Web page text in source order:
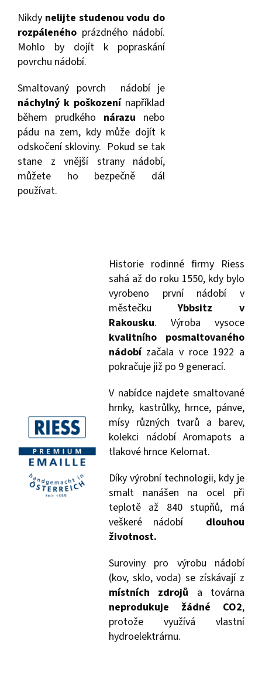
Nikdy nelijte studenou vodu do
rozpáleného prázdného nádobí.
Mohlo by dojít k popraskání
povrchu nádobí.
Smaltovaný povrch nádobí je
náchylný k poškození například
během prudkého nárazu nebo
pádu na zem, kdy může dojít k
odskočení skloviny. Pokud se tak
stane z vnější strany nádobí,
můžete ho bezpečně dál
používat.
Historie rodinné firmy Riess
sahá až do roku 1550, kdy bylo
vyrobeno první nádobí v
městečkuYbbsitz v
Rakousku. Výroba vysoce
kvalitního posmaltovaného
nádobízačala v roce 1922 a
pokračuje již po 9 generací.
V nabídce najdete smaltované
hrnky, kastrůlky, hrnce, pánve,
mísy různých tvarů a barev,
kolekci nádobí Aromapots a
tlakové hrnce Kelomat.
Díky výrobní technologii, kdy je
smalt nanášen na ocel při
teplotě až 840 stupňů, má
veškeré nádobí
dlouhou
životnost.
Suroviny pro výrobu nádobí
(kov, sklo, voda) se získávají z
místních zdrojů a továrna
neprodukuje žádné CO2,
protože využívá vlastní
hydroelektrárnu.